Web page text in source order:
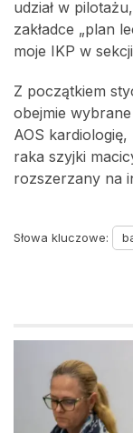
udział w
zakładce „plan
moje IKP w
Z początkiem
obejmie
AOS
raka szyjki
rozszerzany na
Słowa kluczowe: